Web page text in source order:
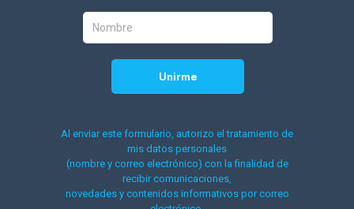
Al enviar este formulario, autorizo el tratamiento de
mis datos personales
(nombre y correo electrónico) con la finalidad de
recibir comunicaciones,
novedades y contenidos informativos por correo